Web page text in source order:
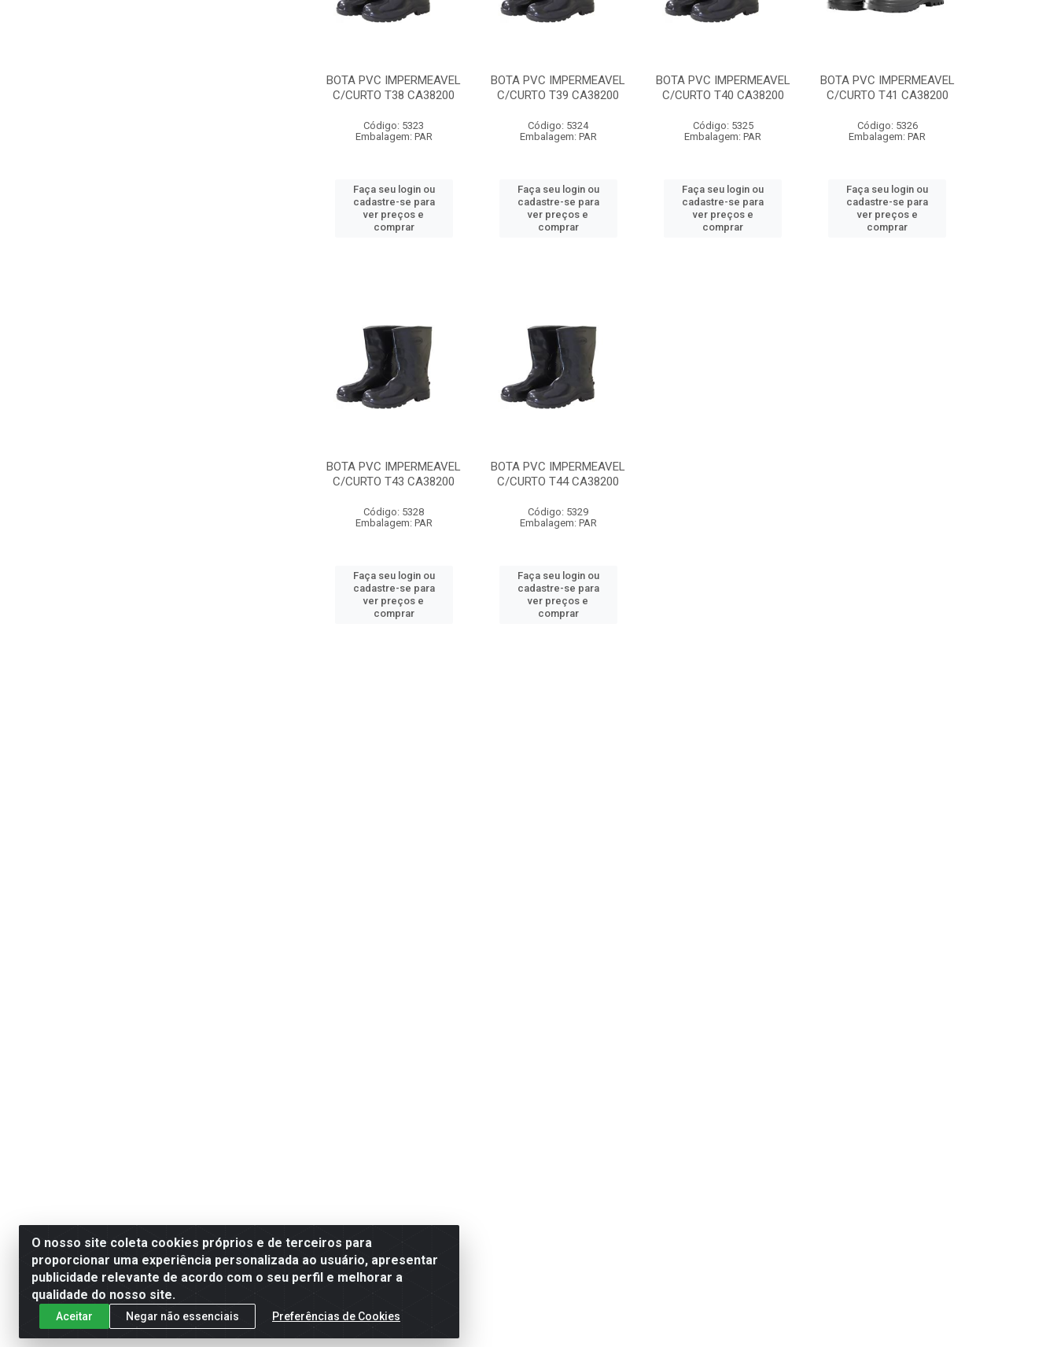
BOTA PVC IMPERMEAVEL
C/CURTO T38 CA38200
Código: 5323
Embalagem: PAR
Faça seu login ou
cadastre-se para
ver preços e
comprar
BOTA PVC IMPERMEAVEL
C/CURTO T39 CA38200
Código: 5324
Embalagem: PAR
Faça seu login ou
cadastre-se para
ver preços e
comprar
BOTA PVC IMPERMEAVEL
C/CURTO T40 CA38200
Código: 5325
Embalagem: PAR
Faça seu login ou
cadastre-se para
ver preços e
comprar
BOTA PVC IMPERMEAVEL
C/CURTO T41 CA38200
Código: 5326
Embalagem: PAR
Faça seu login ou
cadastre-se para
ver preços e
comprar
BOTA PVC IMPERMEAVEL
C/CURTO T43 CA38200
Código: 5328
Embalagem: PAR
Faça seu login ou
cadastre-se para
ver preços e
comprar
BOTA PVC IMPERMEAVEL
C/CURTO T44 CA38200
Código: 5329
Embalagem: PAR
Faça seu login ou
cadastre-se para
ver preços e
comprar
O nosso site coleta cookies próprios e de terceiros para
proporcionar uma experiência personalizada ao usuário, apresentar
publicidade relevante de acordo com o seu perfil e melhorar a
qualidade do nosso site.
Aceitar Negar não essenciais Preferências de Cookies